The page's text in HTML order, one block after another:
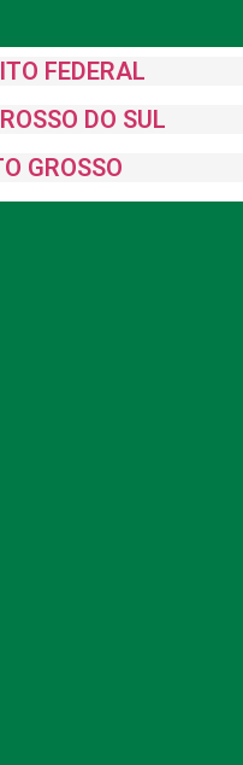
FEDERAL
DO SUL
GROSSO